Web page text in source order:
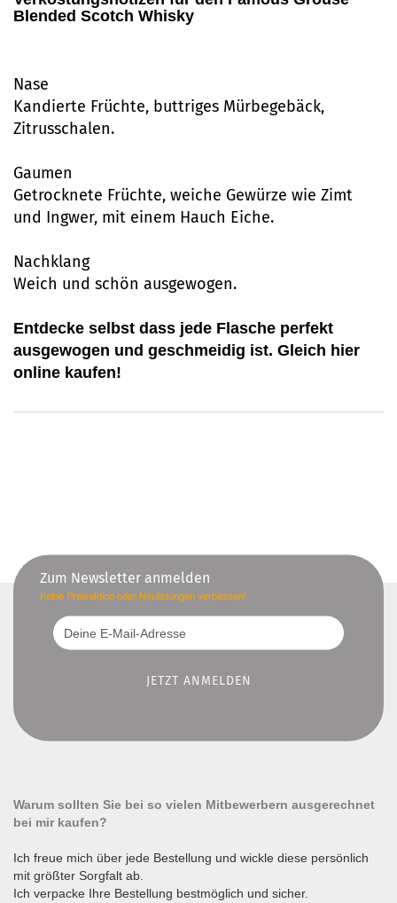
Blended Scotch Whisky
Nase
Kandierte Früchte, buttriges Mürbegebäck,
Zitrusschalen.
Gaumen
Getrocknete Früchte, weiche Gewürze wie Zimt
und Ingwer, mit einem Hauch Eiche.
Nachklang
Weich und schön ausgewogen.
Entdecke selbst dass jede Flasche perfekt
ausgewogen und geschmeidig ist. Gleich hier
online kaufen!
Zum Newsletter anmelden
Keine Preisaktion oder Neulistungen verpassen!
Warum sollten Sie bei so vielen Mitbewerbern ausgerechnet
bei mir kaufen?
Ich freue mich über jede Bestellung und wickle diese persönlich
mit größter Sorgfalt ab.
Ich verpacke Ihre Bestellung bestmöglich und sicher.